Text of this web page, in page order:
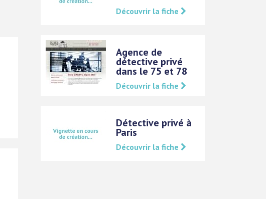
Découvrir la fiche
Agence de
détective privé
dans le 75 et 78
Découvrir la fiche
Détective privé à
Paris
Découvrir la fiche